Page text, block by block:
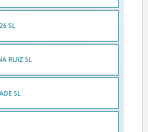
SL
RUIZ SL
SL